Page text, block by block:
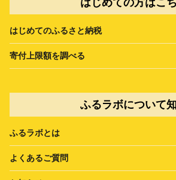
はじめてのふるさと納税
寄付上限額を調べる
ふるラボについて
ふるラボとは
よくあるご質問